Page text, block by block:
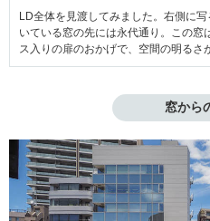
LD全体を見渡してみました。右側に
いている窓の先には永代通り。この窓
ス入りの扉のおかげで、空間の明るさ
窓から